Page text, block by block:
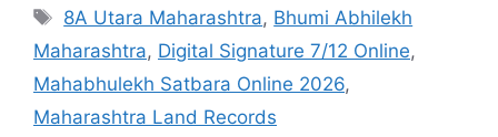
Tags
8A Utara Maharashtra, Bhumi Abhilekh
Maharashtra, Digital Signature 7/12 Online,
Mahabhulekh Satbara Online 2026,
Maharashtra Land Records